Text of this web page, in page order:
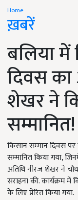
Home
ख़बरें
बलिया में
दिवस
शेखर ने
सम्मानित!
किसान सम्मान दिवस
सम्मानित किया गया,
अतिथि नीरज शेखर ने
सराहना की. कार्यक्रम
के लिए प्रेरित किया गया.